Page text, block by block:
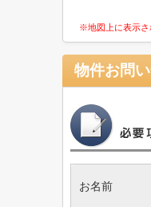
※地図上に表示さ
物件お問
お名前